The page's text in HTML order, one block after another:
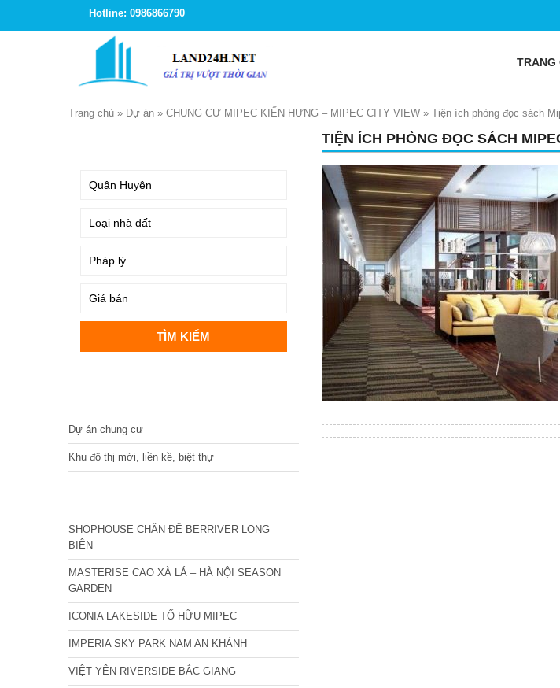
Hotline: 0986866790
TRANG
Trang chủ » Dự án » CHUNG CƯ MIPEC KIẾN HƯNG – MIPEC CITY VIEW » Tiện ích phòng đọc sách
TIỆN ÍCH PHÒNG ĐỌC SÁCH
Dự án chung cư
Khu đô thị mới, liền kề, biệt thự
SHOPHOUSE CHÂN ĐẾ BERRIVER LONG
BIÊN
MASTERISE CAO XÀ LÁ – HÀ NỘI SEASON
GARDEN
ICONIA LAKESIDE TỐ HỮU MIPEC
IMPERIA SKY PARK NAM AN KHÁNH
VIỆT YÊN RIVERSIDE BẮC GIANG